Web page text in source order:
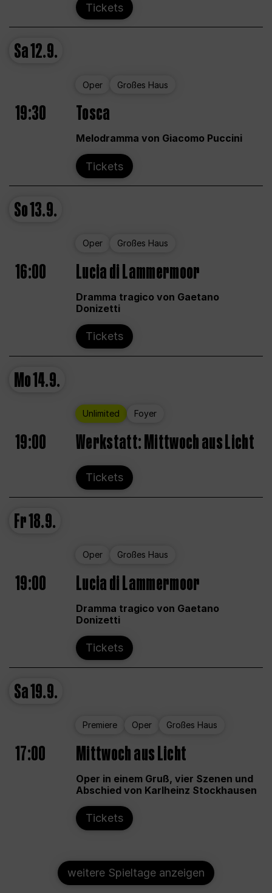
Tickets
Sa12.9.
Oper Großes Haus
19:30 Tosca
Melodramma von Giacomo Puccini
Tickets
So13.9.
Oper Großes Haus
16:00 Lucia di Lammermoor
Dramma tragico von Gaetano
Donizetti
Tickets
Mo14.9.
Unlimited Foyer
19:00 Werkstatt: Mittwoch aus Licht
Tickets
Fr18.9.
Oper Großes Haus
19:00 Lucia di Lammermoor
Dramma tragico von Gaetano
Donizetti
Tickets
Sa19.9.
Premiere Oper Großes Haus
17:00 Mittwoch aus Licht
Oper in einem Gruß, vier Szenen und
Abschied von Karlheinz Stockhausen
Tickets
weitere Spieltage anzeigen